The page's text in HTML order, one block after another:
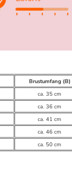
Brustumfang (B)
ca. 35 cm
ca. 36 cm
ca. 41 cm
ca. 46 cm
ca. 50 cm